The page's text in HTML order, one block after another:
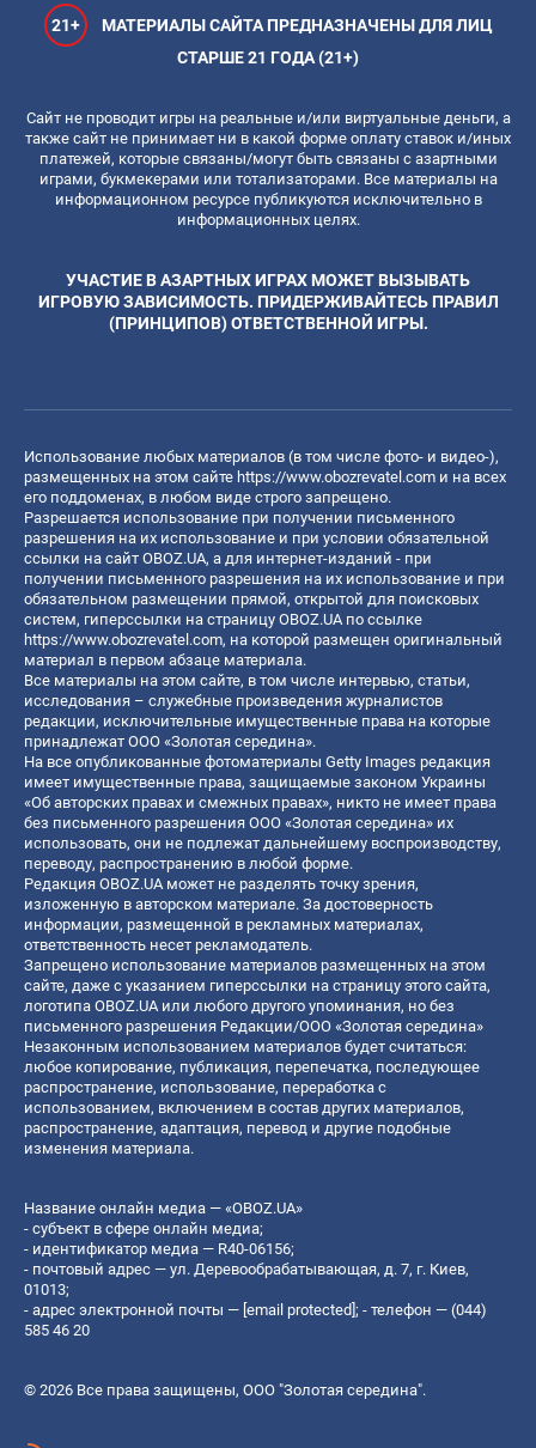
21+
МАТЕРИАЛЫ САЙТА ПРЕДНАЗНАЧЕНЫ ДЛЯ ЛИЦ
СТАРШЕ 21 ГОДА (21+)
Сайт не проводит игры на реальные и/или виртуальные деньги, а
также сайт не принимает ни в какой форме оплату ставок и/иных
платежей, которые связаны/могут быть связаны с азартными
играми, букмекерами или тотализаторами. Все материалы на
информационном ресурсе публикуются исключительно в
информационных целях.
УЧАСТИЕ В АЗАРТНЫХ ИГРАХ МОЖЕТ ВЫЗЫВАТЬ
ИГРОВУЮ ЗАВИСИМОСТЬ. ПРИДЕРЖИВАЙТЕСЬ ПРАВИЛ
(ПРИНЦИПОВ) ОТВЕТСТВЕННОЙ ИГРЫ.
Использование любых материалов (в том числе фото- и видео-),
размещенных на этом сайте https://www.obozrevatel.com и на всех
его поддоменах, в любом виде строго запрещено.
Разрешается использование при получении письменного
разрешения на их использование и при условии обязательной
ссылки на сайт OBOZ.UA, а для интернет-изданий - при
получении письменного разрешения на их использование и при
обязательном размещении прямой, открытой для поисковых
систем, гиперссылки на страницу OBOZ.UA по ссылке
https://www.obozrevatel.com, на которой размещен оригинальный
материал в первом абзаце материала.
Все материалы на этом сайте, в том числе интервью, статьи,
исследования – служебные произведения журналистов
редакции, исключительные имущественные права на которые
принадлежат ООО «Золотая середина».
На все опубликованные фотоматериалы Getty Images редакция
имеет имущественные права, защищаемые законом Украины
«Об авторских правах и смежных правах», никто не имеет права
без письменного разрешения ООО «Золотая середина» их
использовать, они не подлежат дальнейшему воспроизводству,
переводу, распространению в любой форме.
Редакция OBOZ.UA может не разделять точку зрения,
изложенную в авторском материале. За достоверность
информации, размещенной в рекламных материалах,
ответственность несет рекламодатель.
Запрещено использование материалов размещенных на этом
сайте, даже с указанием гиперссылки на страницу этого сайта,
логотипа OBOZ.UA или любого другого упоминания, но без
письменного разрешения Редакции/ООО «Золотая середина»
Незаконным использованием материалов будет считаться:
любое копирование, публикация, перепечатка, последующее
распространение, использование, переработка с
использованием, включением в состав других материалов,
распространение, адаптация, перевод и другие подобные
изменения материала.
Название онлайн медиа — «OBOZ.UA»
- субъект в сфере онлайн медиа;
- идентификатор медиа — R40-06156;
- почтовый адрес — ул. Деревообрабатывающая, д. 7, г. Киев,
01013;
- адрес электронной почты — [email protected]; - телефон — (044)
585 46 20
© 2026 Все права защищены, ООО "Золотая середина".